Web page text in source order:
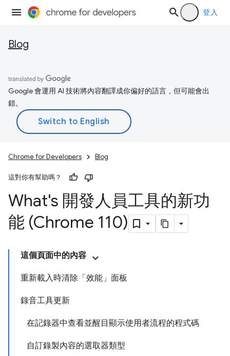
登入
Blog
Google 會運用 AI 技術將內容翻譯成你偏好的語言，但可能會出
錯。
Chrome for Developers Blog
這對你有幫助嗎？
What's 開發人員工具的新功
能 (Chrome 110)
這個頁面中的內容
重新載入時清除「效能」面板
錄音工具更新
在記錄器中查看並醒目顯示使用者流程的程式碼
自訂錄製內容的選取器類型